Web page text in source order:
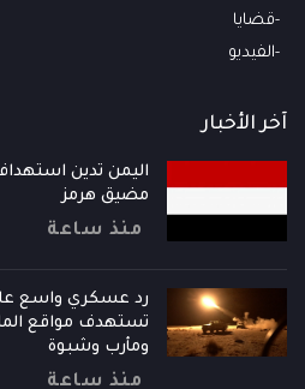
قضايا
الفيديو
آخر الأخبار
اليمن تدين
مضيق هرمز
منذ ساعة
رد عسكري واسع
تستهدف مواقع
ومأرب وشبوة
منذ ساعة